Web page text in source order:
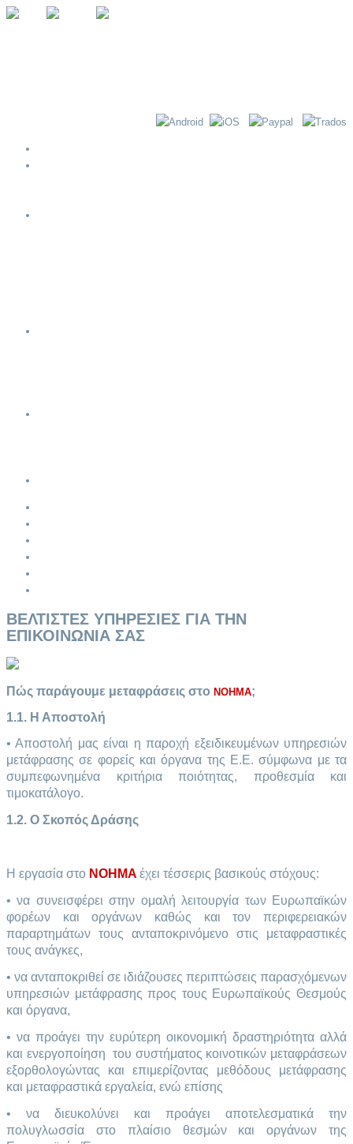
ΒΕΛΤΙΣΤΕΣ ΥΠΗΡΕΣΙΕΣ ΓΙΑ ΤΗΝ
ΕΠΙΚΟΙΝΩΝΙΑ ΣΑΣ
Πώς παράγουμε μεταφράσεις στο NOHMA;
1.1. Η Αποστολή
• Αποστολή μας είναι η παροχή εξειδικευμένων υπηρεσιών
μετάφρασης σε φορείς και όργανα της Ε.Ε. σύμφωνα με τα
συμπεφωνημένα κριτήρια ποιότητας, προθεσμία και
τιμοκατάλογο.
1.2. Ο Σκοπός Δράσης
Η εργασία στο NOHMA έχει τέσσερις βασικούς στόχους:
• να συνεισφέρει στην ομαλή λειτουργία των Ευρωπαϊκών
φορέων και οργάνων καθώς και τον περιφερειακών
παραρτημάτων τους ανταποκρινόμενο στις μεταφραστικές
τους ανάγκες,
• να ανταποκριθεί σε ιδιάζουσες περιπτώσεις παρασχόμενων
υπηρεσιών μετάφρασης προς τους Ευρωπαϊκούς Θεσμούς
και όργανα,
• να προάγει την ευρύτερη οικονομική δραστηριότητα αλλά
και ενεργοποίηση του συστήματος κοινοτικών μεταφράσεων
εξορθολογώντας και επιμερίζοντας μεθόδους μετάφρασης
και μεταφραστικά εργαλεία, ενώ επίσης
• να διευκολύνει και προάγει αποτελεσματικά την
πολυγλωσσία στο πλαίσιο θεσμών και οργάνων της